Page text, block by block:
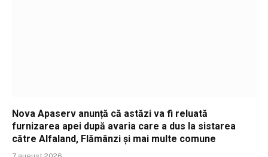
Nova Apaserv anunță că astăzi va fi reluată
furnizarea apei după avaria care a dus la sistarea
către Alfaland, Flămânzi și mai multe comune